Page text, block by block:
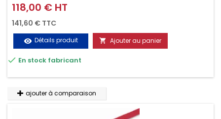
d’arrimer le chargement sur la galerie en moins d’une
minute.
Prix
118,00 € HT
141,60 € TTC
visibility Détails produit  Ajouter au panier
 En stock fabricant
ajouter à comparaison